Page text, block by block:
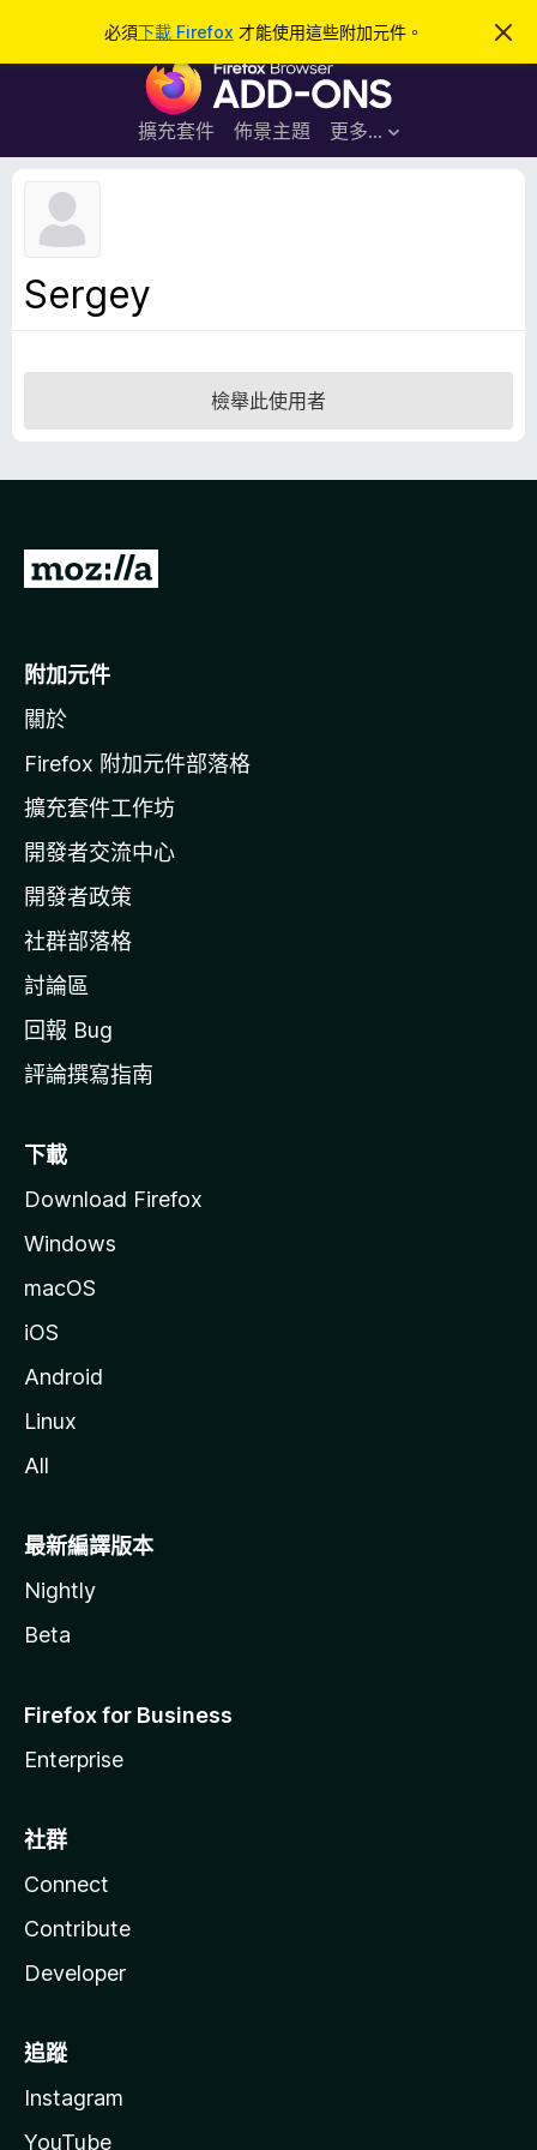
必須下載 Firefox 才能使用這些附加元件。
忽
此
F
r
e
加
元
擴充套件 佈景主題 更多…
登入
Sergey
檢舉此使用者
前
o
i
l
a
官
網
附加元件
關於
Firefox 附加元件部落格
擴充套件工作坊
開發者交流中心
開發者政策
社群部落格
討論區
回報 Bug
評論撰寫指南
下載
Download Firefox
Windows
macOS
iOS
Android
Linux
All
最新編譯版本
Nightly
Beta
Firefox for Business
Enterprise
社群
Connect
Contribute
Developer
追蹤
Instagram
YouTube